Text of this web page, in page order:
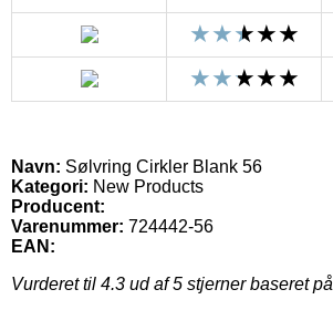
Navn: Sølvring Cirkler Blank 56
Kategori: New Products
Producent:
Varenummer: 724442-56
EAN:
Vurderet til 4.3 ud af 5 stjerner baseret på